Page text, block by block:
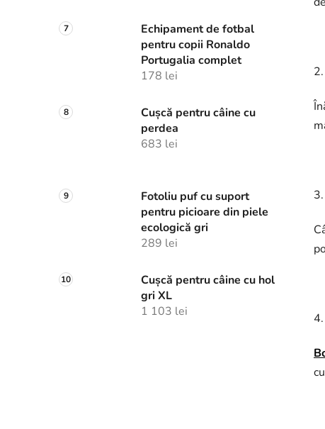
Echipament de fotbal
pentru copii Ronaldo
Portugalia complet
178 lei
Cușcă pentru câine cu
perdea
683 lei
Fotoliu puf cu suport
pentru picioare din piele
ecologică gri
289 lei
Cușcă pentru câine cu hol
gri XL
1 103 lei